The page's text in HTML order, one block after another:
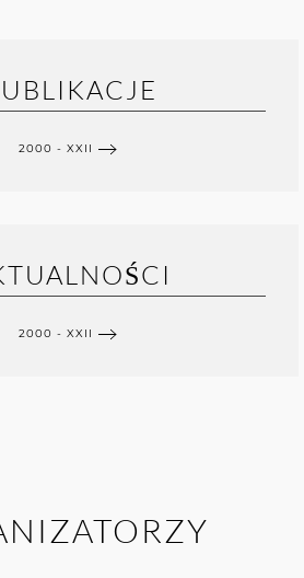
2000 - XXII
2000 - XXII